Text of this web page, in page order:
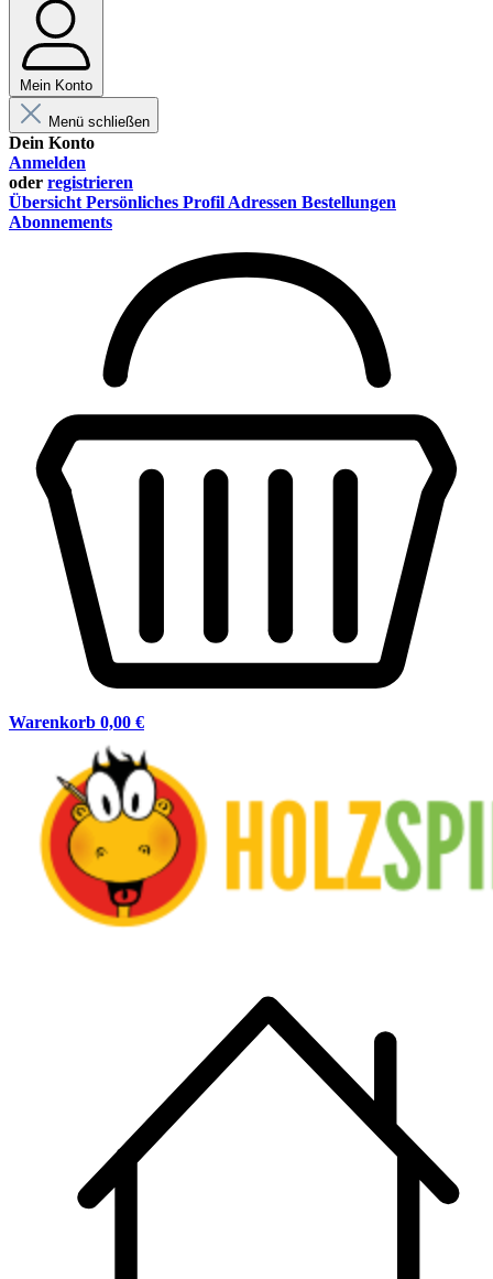
Mein Konto
Menü schließen
Dein Konto
Anmelden
oder registrieren
Übersicht Persönliches Profil Adressen Bestellungen
Abonnements
Warenkorb 0,00 €